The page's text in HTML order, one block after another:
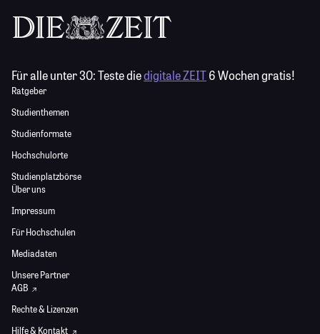
Für alle unter 30:Teste diedigitale ZEIT6 Wochen gratis!
Ratgeber
Studienthemen
Studienformate
Hochschulorte
Studienplatzbörse
Über uns
Impressum
Für Hochschulen
Mediadaten
Unsere Partner
AGB
Rechte & Lizenzen
Hilfe & Kontakt